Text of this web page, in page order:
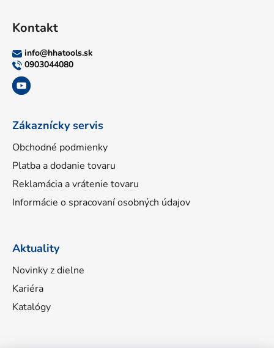
Kontakt
info@hhatools.sk
0903044080
Zákaznícky servis
Obchodné podmienky
Platba a dodanie tovaru
Reklamácia a vrátenie tovaru
Informácie o spracovaní osobných údajov
Aktuality
Novinky z dielne
Kariéra
Katalógy